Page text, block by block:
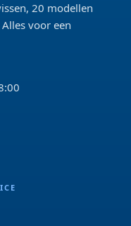
20 modellen
voor een